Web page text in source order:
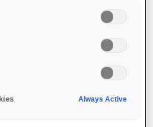
license-
NEXT SLIDE
Always Active